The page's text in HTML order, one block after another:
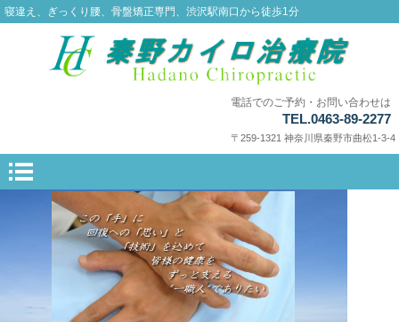
寝違え、ぎっくり腰、骨盤矯正専門、渋沢駅南口から徒歩1分
電話でのご予約・お問い合わせは
TEL.0463-89-2277
〒259-1321 神奈川県秦野市曲松1-3-4